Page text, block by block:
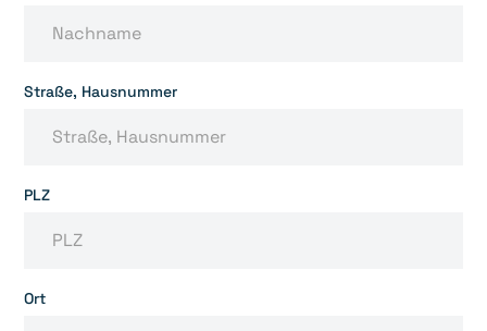
Straße, Hausnummer
PLZ
Ort